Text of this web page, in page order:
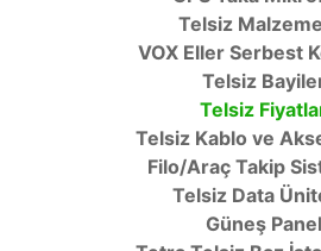
Telsiz
VOX Eller Serbest
Telsiz
Telsiz
Telsiz Kablo ve
Filo/Araç Takip
Telsiz Data
Güneş